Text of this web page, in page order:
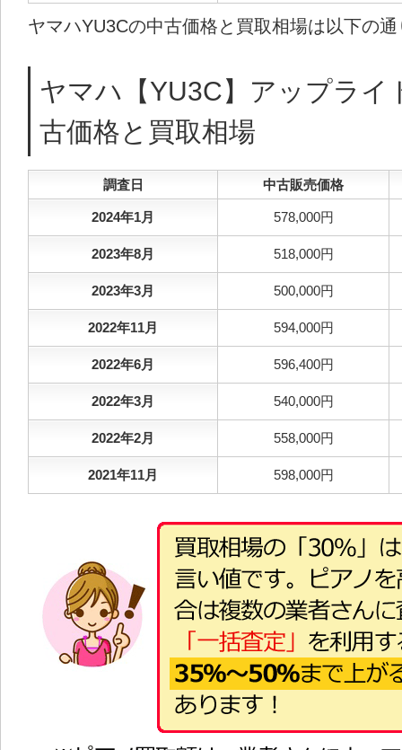
ヤマハYU3Cの中古価格と買取相場は以下の
ヤマハ【YU3C】アップライ
古価格と買取相場
調査日 中古販売価格
2024年1月 578,000円
2023年8月 518,000円
2023年3月 500,000円
2022年11月 594,000円
2022年6月 596,400円
2022年3月 540,000円
2022年2月 558,000円
2021年11月 598,000円